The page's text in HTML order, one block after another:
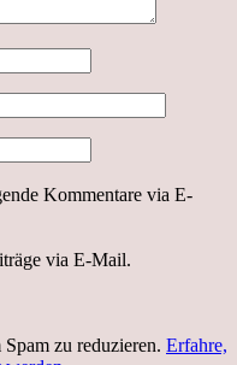
Kommentare via E-
via E-Mail.
zu reduzieren. Erfahre,